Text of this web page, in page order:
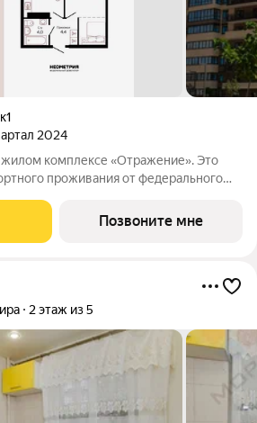
2024
жилом комплексе «Отражение». Это
проживания от федерального
уже сегодня! Современный
Позвоните мне
2 этаж из 5